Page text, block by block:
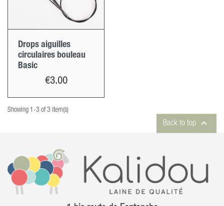
Drops aiguilles
circulaires bouleau
Basic
Price
€3.00
Showing 1-3 of 3 item(s)
Back to top 